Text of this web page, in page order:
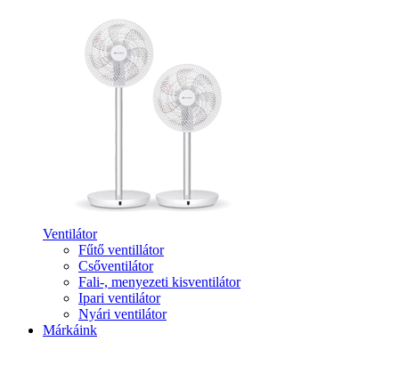
Ventilátor
Fűtő ventillátor
Csőventilátor
Fali-, menyezeti kisventilátor
Ipari ventilátor
Nyári ventilátor
Márkáink